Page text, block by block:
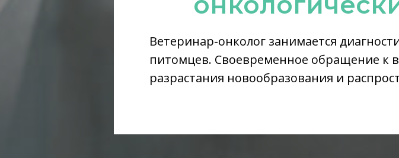
Ветеринар-онколог занимается
питомцев. Своевременное обращение к
разрастания новообразования и